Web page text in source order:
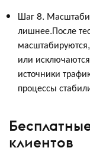
Шаг 8.
лишнее.После
или
источники
процессы
клиентов